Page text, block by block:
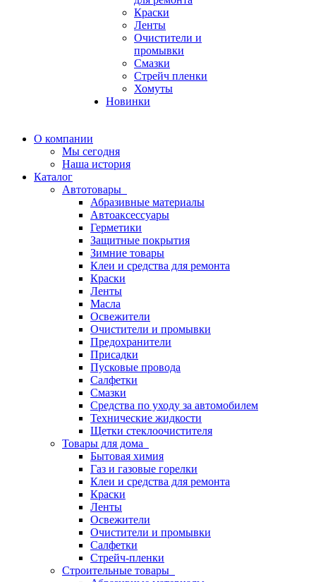
Краски
Ленты
Очистители и
промывки
Смазки
Стрейч пленки
Хомуты
Новинки
О компании
Мы сегодня
Наша история
Каталог
Автотовары
Абразивные материалы
Автоаксессуары
Герметики
Защитные покрытия
Зимние товары
Клеи и средства для ремонта
Краски
Ленты
Масла
Освежители
Очистители и промывки
Предохранители
Присадки
Пусковые провода
Салфетки
Смазки
Средства по уходу за автомобилем
Технические жидкости
Щетки стеклоочистителя
Товары для дома
Бытовая химия
Газ и газовые горелки
Клеи и средства для ремонта
Краски
Ленты
Освежители
Очистители и промывки
Салфетки
Стрейч-пленки
Строительные товары